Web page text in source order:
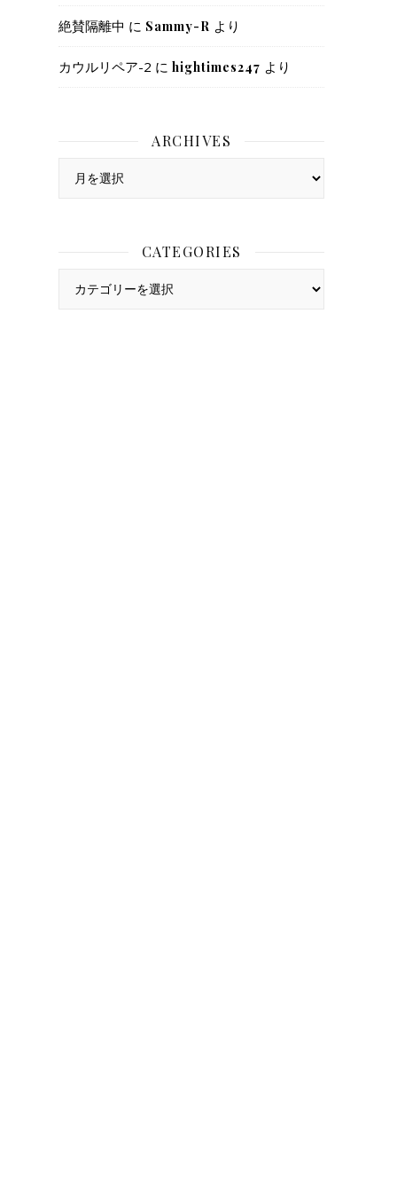
絶賛隔離中 に Sammy-R より
カウルリペア-2 に hightimes247 より
ARCHIVES
Archives
CATEGORIES
Categories